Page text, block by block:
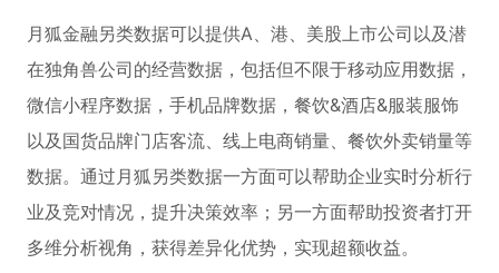
月狐金融另类数据可以提供A、港、美股上市公司以及潜
在独角兽公司的经营数据，包括但不限于移动应用数据，
微信小程序数据，手机品牌数据，餐饮&酒店&服装服饰
以及国货品牌门店客流、线上电商销量、餐饮外卖销量等
数据。通过月狐另类数据一方面可以帮助企业实时分析行
业及竞对情况，提升决策效率；另一方面帮助投资者打开
多维分析视角，获得差异化优势，实现超额收益。